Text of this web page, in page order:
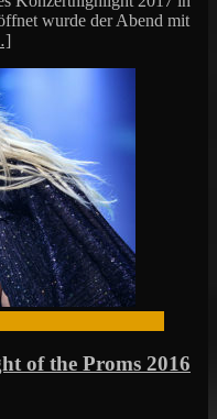
wurde der Abend mit
of the Proms 2016